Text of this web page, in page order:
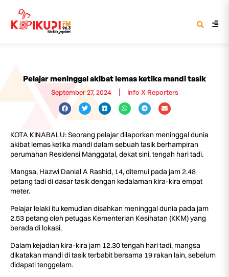
Pelajar meninggal akibat lemas ketika mandi tasik
September 27, 2024 Info X Reporters
KOTA KINABALU: Seorang pelajar dilaporkan meninggal dunia
akibat lemas ketika mandi dalam sebuah tasik berhampiran
perumahan Residensi Manggatal, dekat sini, tengah hari tadi.
Mangsa, Hazwi Danial A Rashid, 14, ditemui pada jam 2.48
petang tadi di dasar tasik dengan kedalaman kira-kira empat
meter.
Pelajar lelaki itu kemudian disahkan meninggal dunia pada jam
2.53 petang oleh petugas Kementerian Kesihatan (KKM) yang
berada di lokasi.
Dalam kejadian kira-kira jam 12.30 tengah hari tadi, mangsa
dikatakan mandi di tasik terbabit bersama 19 rakan lain, sebelum
didapati tenggelam.